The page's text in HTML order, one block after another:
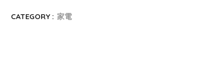
CATEGORY : 家電